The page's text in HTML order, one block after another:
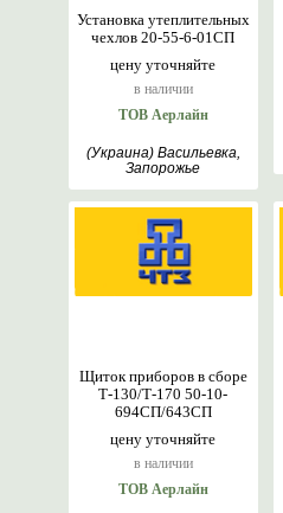
цену уточняйте
в наличии
Установка утеплительных
чехлов 20-55-6-01СП
ТОВ Аерлайн
(Украина) Васильевка,
Запорожье
цену уточняйте
в наличии
Щиток приборов в сборе
Т-130/Т-170 50-10-
694СП/643СП
ТОВ Аерлайн